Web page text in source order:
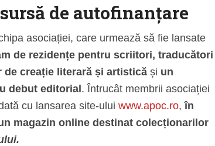
de autofinanțare
asociației, care urmează să fie lansate
de rezidențe pentru scriitori, traducători
de creație literară și artistică și un
debut editorial. Întrucât membrii asociației
cu lansarea site-ului www.apoc.ro,în
magazin online destinat colecționarilor